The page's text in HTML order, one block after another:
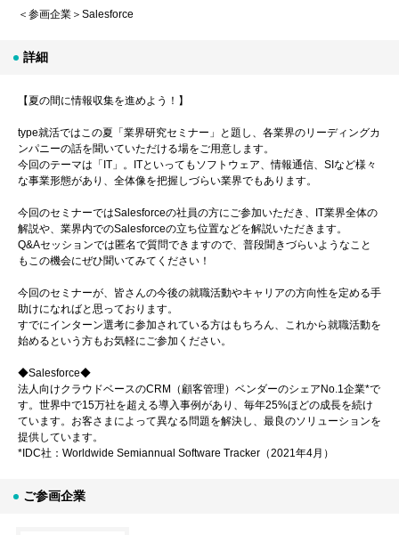
＜参画企業＞Salesforce
詳細
【夏の間に情報収集を進めよう！】
type就活ではこの夏「業界研究セミナー」と題し、各業界のリーディングカ
ンパニーの話を聞いていただける場をご用意します。
今回のテーマは「IT」。ITといってもソフトウェア、情報通信、SIなど様々
な事業形態があり、全体像を把握しづらい業界でもあります。
今回のセミナーではSalesforceの社員の方にご参加いただき、IT業界全体の
解説や、業界内でのSalesforceの立ち位置などを解説いただきます。
Q&Aセッションでは匿名で質問できますので、普段聞きづらいようなこと
もこの機会にぜひ聞いてみてください！
今回のセミナーが、皆さんの今後の就職活動やキャリアの方向性を定める手
助けになればと思っております。
すでにインターン選考に参加されている方はもちろん、これから就職活動を
始めるという方もお気軽にご参加ください。
◆Salesforce◆
法人向けクラウドベースのCRM（顧客管理）ベンダーのシェアNo.1企業*で
す。世界中で15万社を超える導入事例があり、毎年25%ほどの成長を続け
ています。お客さまによって異なる問題を解決し、最良のソリューションを
提供しています。
*IDC社：Worldwide Semiannual Software Tracker（2021年4月）
ご参画企業